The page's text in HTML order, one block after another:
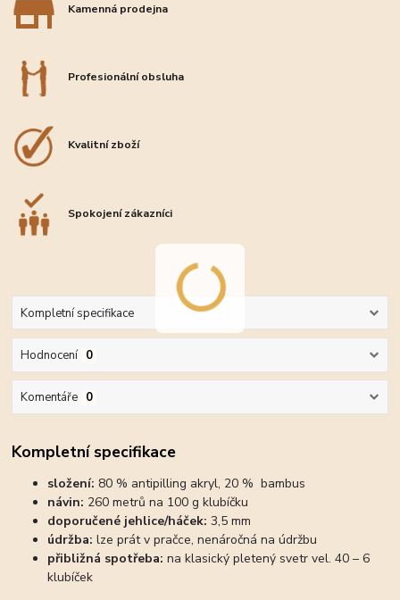
Kamenná prodejna
Profesionální obsluha
Kvalitní zboží
Spokojení zákazníci
Kompletní specifikace
Hodnocení 0
Komentáře 0
Kompletní specifikace
složení: 80 % antipilling akryl, 20 % bambus
návin: 260 metrů na 100 g klubíčku
doporučené jehlice/háček:3,5 mm
údržba:lze prát v pračce, nenáročná na údržbu
přibližná spotřeba: na klasický pletený svetr vel. 40 – 6
klubíček